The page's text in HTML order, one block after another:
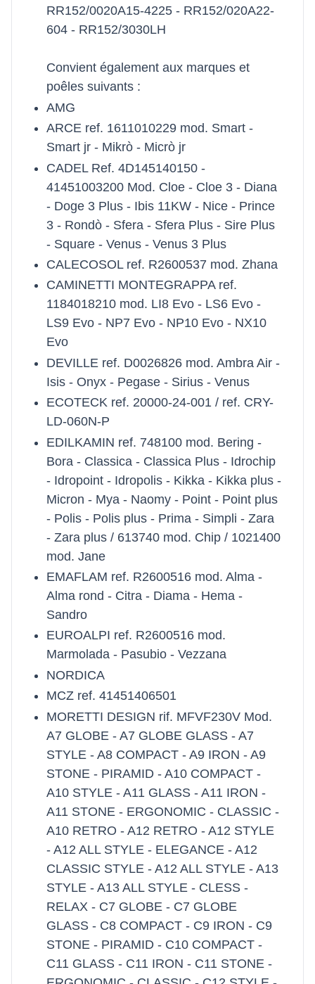
RR152/0020A15-4225 - RR152/020A22-
604 - RR152/3030LH
Convient également aux marques et
poêles suivants :
AMG
ARCE ref. 1611010229 mod. Smart -
Smart jr - Mikrò - Micrò jr
CADEL Ref. 4D145140150 -
41451003200 Mod. Cloe - Cloe 3 - Diana
- Doge 3 Plus - Ibis 11KW - Nice - Prince
3 - Rondò - Sfera - Sfera Plus - Sire Plus
- Square - Venus - Venus 3 Plus
CALECOSOL ref. R2600537 mod. Zhana
CAMINETTI MONTEGRAPPA ref.
1184018210 mod. LI8 Evo - LS6 Evo -
LS9 Evo - NP7 Evo - NP10 Evo - NX10
Evo
DEVILLE ref. D0026826 mod. Ambra Air -
Isis - Onyx - Pegase - Sirius - Venus
ECOTECK ref. 20000-24-001 / ref. CRY-
LD-060N-P
EDILKAMIN ref. 748100 mod. Bering -
Bora - Classica - Classica Plus - Idrochip
- Idropoint - Idropolis - Kikka - Kikka plus -
Micron - Mya - Naomy - Point - Point plus
- Polis - Polis plus - Prima - Simpli - Zara
- Zara plus / 613740 mod. Chip / 1021400
mod. Jane
EMAFLAM ref. R2600516 mod. Alma -
Alma rond - Citra - Diama - Hema -
Sandro
EUROALPI ref. R2600516 mod.
Marmolada - Pasubio - Vezzana
NORDICA
MCZ ref. 41451406501
MORETTI DESIGN rif. MFVF230V Mod.
A7 GLOBE - A7 GLOBE GLASS - A7
STYLE - A8 COMPACT - A9 IRON - A9
STONE - PIRAMID - A10 COMPACT -
A10 STYLE - A11 GLASS - A11 IRON -
A11 STONE - ERGONOMIC - CLASSIC -
A10 RETRO - A12 RETRO - A12 STYLE
- A12 ALL STYLE - ELEGANCE - A12
CLASSIC STYLE - A12 ALL STYLE - A13
STYLE - A13 ALL STYLE - CLESS -
RELAX - C7 GLOBE - C7 GLOBE
GLASS - C8 COMPACT - C9 IRON - C9
STONE - PIRAMID - C10 COMPACT -
C11 GLASS - C11 IRON - C11 STONE -